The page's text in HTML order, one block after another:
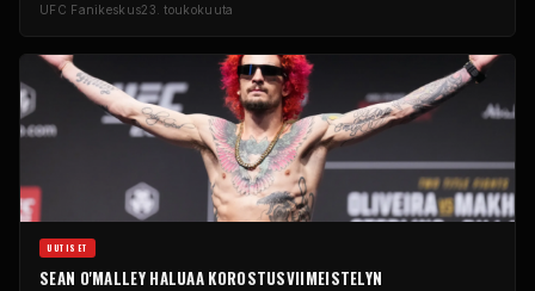
UFC Fanikeskus23. toukokuuta
UUTISET
SEAN O'MALLEY HALUAA KOROSTUSVIIMEISTELYN